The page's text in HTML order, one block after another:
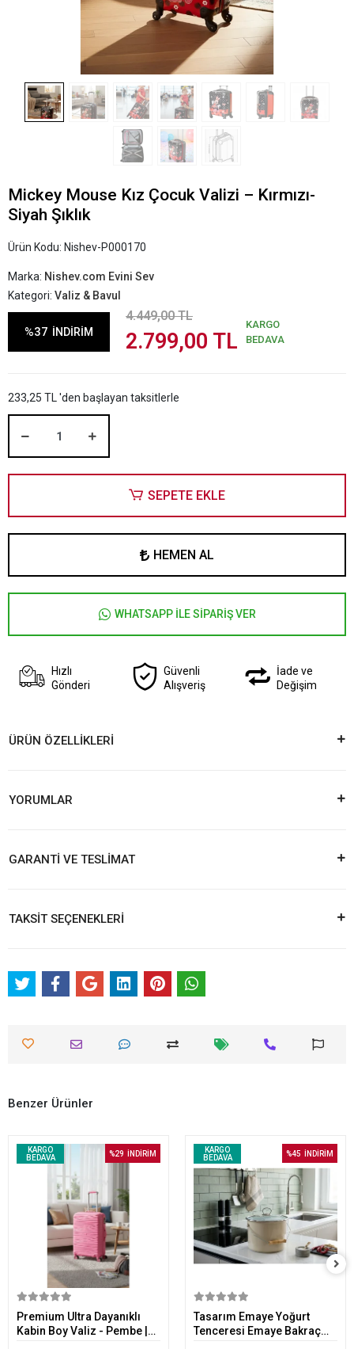
Mickey Mouse Kız Çocuk Valizi – Kırmızı-
Siyah Şıklık
Ürün Kodu: Nishev-P000170
Marka: Nishev.com Evini Sev
Kategori: Valiz & Bavul
%37 İNDİRİM
4.449,00 TL
2.799,00 TL
KARGO
BEDAVA
233,25 TL 'den başlayan taksitlerle
SEPETE EKLE
HEMEN AL
WHATSAPP İLE SİPARİŞ VER
Hızlı
Gönderi
Güvenli
Alışveriş
İade ve
Değişim
ÜRÜN ÖZELLİKLERİ
YORUMLAR
GARANTİ VE TESLİMAT
TAKSİT SEÇENEKLERİ
Benzer Ürünler
KARGO
BEDAVA
%29 İNDİRİM
Sepete Ekle
Premium Ultra Dayanıklı
Kabin Boy Valiz - Pembe |
KARGO
BEDAVA
%45 İNDİRİM
Sepete Ekle
Tasarım Emaye Yoğurt
Tenceresi Emaye Bakraç